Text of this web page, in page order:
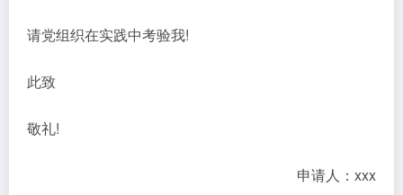
请党组织在实践中考验我!
此致
敬礼!
申请人：xxx